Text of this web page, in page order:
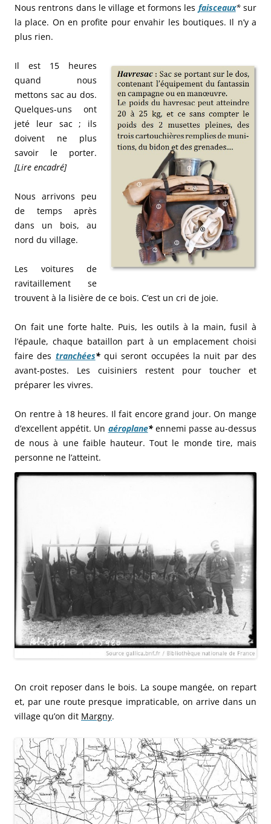
Nous rentrons dans le village et formons les faisceaux*sur
la place. On en profite pour envahir les boutiques. Il n’y a
plus rien.
Il est 15 heures
quand nous
mettons sac au dos.
Quelques-uns ont
jeté leur sac ; ils
doivent ne plus
savoir le porter.
[Lire encadré]
Nous arrivons peu
de temps après
dans un bois, au
nord du village.
Les voitures de
ravitaillement se
trouvent à la lisière de ce bois. C’est un cri de joie.
On fait une forte halte. Puis, les outils à la main, fusil à
l’épaule, chaque bataillon part à un emplacement choisi
faire des tranchées*qui seront occupées la nuit par des
avant-postes. Les cuisiniers restent pour toucher et
préparer les vivres.
On rentre à 18 heures. Il fait encore grand jour. On mange
d’excellent appétit. Un aéroplane*ennemi passe au-dessus
de nous à une faible hauteur. Tout le monde tire, mais
personne ne l’atteint.
On croit reposer dans le bois. La soupe mangée, on repart
et, par une route presque impraticable, on arrive dans un
village qu’on dit Margny.